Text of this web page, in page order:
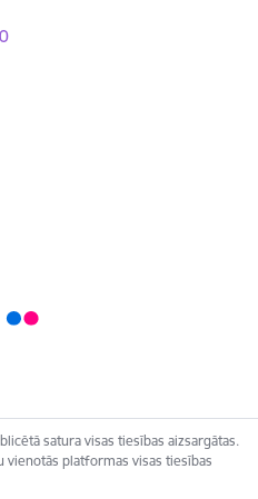
satura visas tiesības aizsargātas.
vienotās platformas visas tiesības